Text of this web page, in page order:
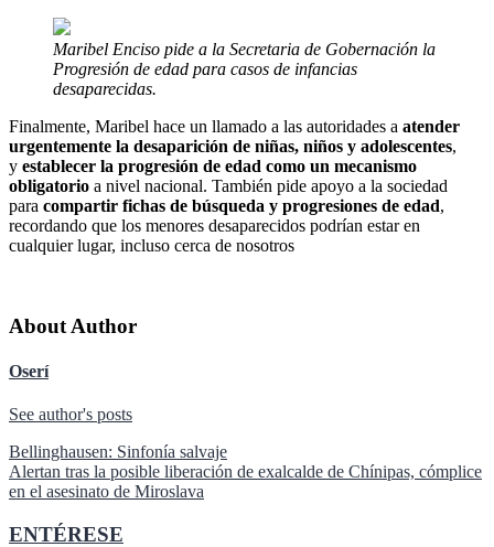
Maribel Enciso pide a la Secretaria de Gobernación la
Progresión de edad para casos de infancias
desaparecidas.
Finalmente, Maribel hace un llamado a las autoridades a atender
urgentemente la desaparición de niñas, niños y adolescentes,
y establecer la progresión de edad como un mecanismo
obligatorio a nivel nacional. También pide apoyo a la sociedad
para compartir fichas de búsqueda y progresiones de edad,
recordando que los menores desaparecidos podrían estar en
cualquier lugar, incluso cerca de nosotros
About Author
Oserí
See author's posts
Navegación
de
Bellinghausen: Sinfonía salvaje
Alertan tras la posible liberación de exalcalde de Chínipas, cómplice
en el asesinato de Miroslava
ENTÉRESE